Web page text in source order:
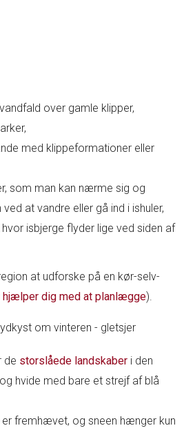
over gamle klipper,
med klippeformationer eller
som man kan nærme sig og
at vandre eller gå ind i ishuler,
hvor isbjerge flyder lige ved siden af
at udforske på en kør-selv-
hjælper dig med at planlægge).
de storslåede landskaber i den
hvide med bare et strejf af blå
er fremhævet, og sneen hænger kun